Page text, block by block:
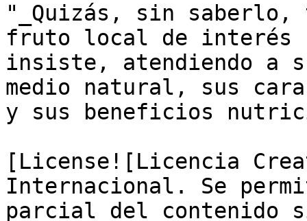
"_Quizás, sin saberlo,
fruto local de interés
insiste, atendiendo a
medio natural, sus
y sus beneficios
[License![Licencia
Internacional. Se
parcial del contenido